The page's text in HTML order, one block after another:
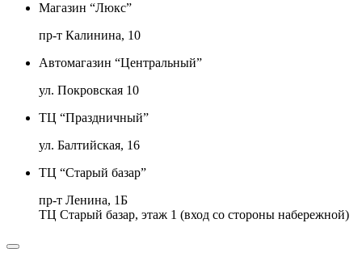
Магазин “Люкс”
пр-т Калинина, 10
Автомагазин “Центральный”
ул. Покровская 10
ТЦ “Праздничный”
ул. Балтийская, 16
ТЦ “Старый базар”
пр-т Ленина, 1Б
ТЦ Старый базар, этаж 1 (вход со стороны набережной)